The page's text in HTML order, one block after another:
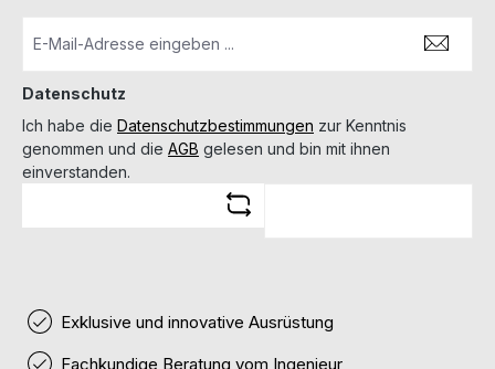
Datenschutz
Ich habe die Datenschutzbestimmungen zur Kenntnis
genommen und die AGB gelesen und bin mit ihnen
einverstanden.
Exklusive und innovative Ausrüstung
Fachkundige Beratung vom Ingenieur